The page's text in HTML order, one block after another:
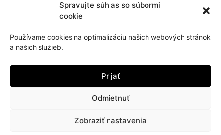
Spravujte súhlas so súbormi
cookie
Používame cookies na optimalizáciu našich webových stránok
a našich služieb.
Prijať
Odmietnuť
Zobraziť nastavenia
Odstúpenie od zmluvy
Zásady používania súborov cookie (EÚ)